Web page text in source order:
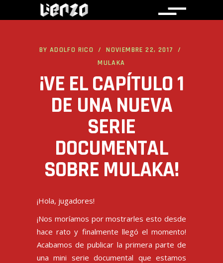
BY ADOLFO RICO
NOVIEMBRE 22, 2017
MULAKA
¡VE EL CAPÍTULO 1
DE UNA NUEVA
SERIE
DOCUMENTAL
SOBRE MULAKA!
¡Hola, jugadores!
¡Nos moríamos por mostrarles esto desde
hace rato y finalmente llegó el momento!
Acabamos de publicar la primera parte de
una mini serie documental que estamos